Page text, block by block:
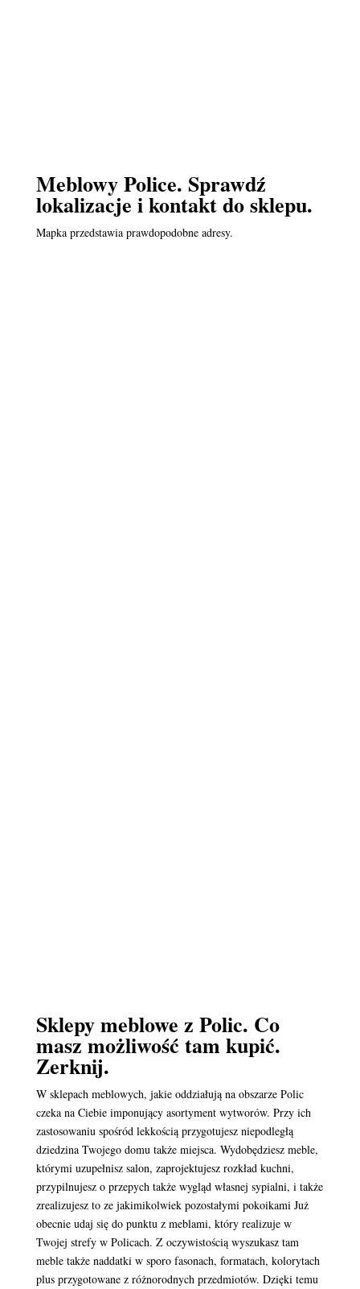
Meblowy Police. Sprawdź
lokalizacje i kontakt do sklepu.
Mapka przedstawia prawdopodobne adresy.
Sklepy meblowe z Polic. Co
masz możliwość tam kupić.
Zerknij.
W sklepach meblowych, jakie oddziałują na obszarze Polic
czeka na Ciebie imponujący asortyment wytworów. Przy ich
zastosowaniu spośród lekkością przygotujesz niepodległą
dziedzina Twojego domu także miejsca. Wydobędziesz meble,
którymi uzupełnisz salon, zaprojektujesz rozkład kuchni,
przypilnujesz o przepych także wygląd własnej sypialni, i także
zrealizujesz to ze jakimikolwiek pozostałymi pokoikami Już
obecnie udaj się do punktu z meblami, który realizuje w
Twojej strefy w Policach. Z oczywistością wyszukasz tam
meble także naddatki w sporo fasonach, formatach, kolorytach
plus przygotowane z różnorodnych przedmiotów. Dzięki temu